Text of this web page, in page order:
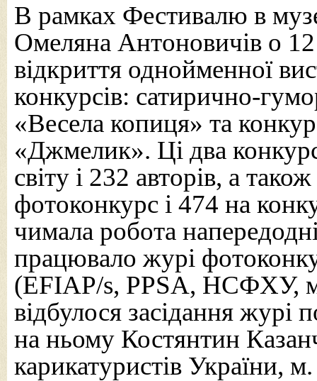
В рамках Фестивалю в
Омеляна Антоновичів о 12
відкриття однойменної
конкурсів: сатирично-
«Весела копиця» та
«Джмелик». Ці два
світу і 232 авторів, а
фотоконкурс і 474 на
чимала робота
працювало журі
(EFIAP/s, PPSA, НСФХУ,
відбулося засідання журі
на ньому Костянтин
карикатуристів України,